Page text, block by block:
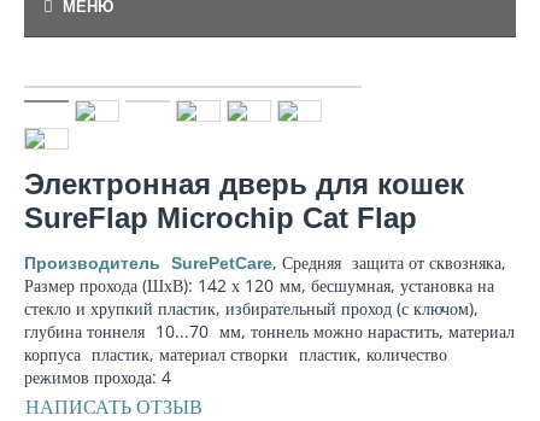
МЕНЮ
Электронная дверь для кошек
SureFlap Microchip Cat Flap
Производитель SurePetCare, Средняя защита от сквозняка,
Размер прохода (ШхВ): 142 х 120 мм, бесшумная, установка на
стекло и хрупкий пластик, избирательный проход (с ключом),
глубина тоннеля 10...70 мм, тоннель можно нарастить, материал
корпуса пластик, материал створки пластик, количество
режимов прохода: 4
НАПИСАТЬ ОТЗЫВ